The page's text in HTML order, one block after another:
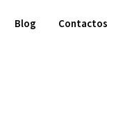
Blog Contactos